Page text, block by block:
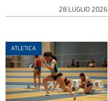
28 LUGLIO 2026
ATLETICA